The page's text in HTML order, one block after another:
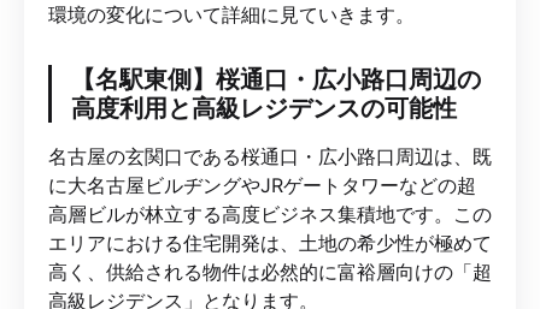
環境の変化について詳細に見ていきます。
【名駅東側】桜通口・広小路口周辺の
高度利用と高級レジデンスの可能性
名古屋の玄関口である桜通口・広小路口周辺は、既
に大名古屋ビルヂングやJRゲートタワーなどの超
高層ビルが林立する高度ビジネス集積地です。この
エリアにおける住宅開発は、土地の希少性が極めて
高く、供給される物件は必然的に富裕層向けの「超
高級レジデンス」となります。